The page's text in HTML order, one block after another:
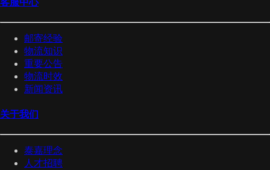
邮寄经验
物流知识
重要公告
物流时效
新闻资讯
关于我们
泰嘉理念
人才招聘